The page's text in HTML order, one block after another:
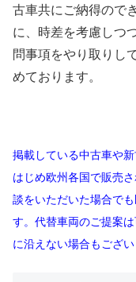
古車共にご納得ので
に、時差を考慮しつ
問事項をやり取りし
めております。
掲載している中古車や
はじめ欧州各国で販売
談をいただいた場合で
す。代替車両のご提案
に沿えない場合もござ